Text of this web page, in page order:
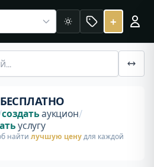
аукционы в Мире,
Светлая +
создать аукцион/
услугу
найти лучшую цену для каждой